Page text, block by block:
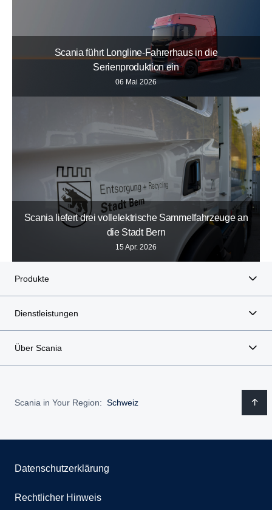
Scania führt Longline-Fahrerhaus in die
Serienproduktion ein
06 Mai 2026
Scania liefert drei vollelektrische Sammelfahrzeuge an
die Stadt Bern
15 Apr. 2026
Produkte
Dienstleistungen
Über Scania
Scania in Your Region: Schweiz
Datenschutzerklärung
Rechtlicher Hinweis